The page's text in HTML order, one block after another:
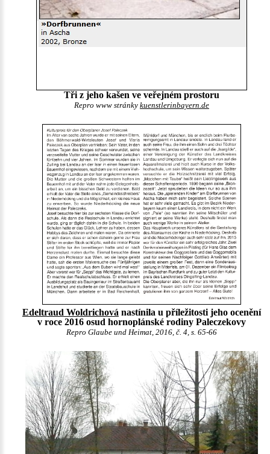
Tři z jeho kašen ve veřejném prostoru
Repro www stránky kuenstlerinbayern.de
Edeltraud Woldrichová nastínila u příležitosti jeho ocenění
v roce 2016 osud hornoplánské rodiny Paleczekovy
Repro Glaube und Heimat, 2016, č. 4, s. 65-66